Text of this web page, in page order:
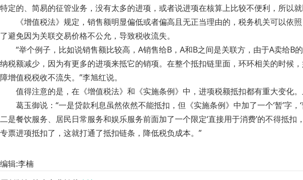
特定的、简易的征管业务，没有太多的进项，或者说进项在核算上比较不便利，所以
《增值税法》规定，销售额明显偏低或者偏高且无正当理由的，税务机关可以
了避免因为关联交易价格不公允，导致税收流失。
“举个例子，比如说销售额比较高，A销售给B，A和B之间是关联方，由于A卖给
纳税额减少，因为有更多的进项来抵它的销项。在整个抵扣链里面，环环相关的时候
障增值税税收不流失。”李旭红说。
值得注意的是，在《增值税法》和《实施条例》中，进项税额抵扣都有重大变化
葛玉御说：“一是贷款利息虽然依然不能抵扣，但《实施条例》中加了一个‘暂’字
二是餐饮服务、居民日常服务和娱乐服务前面加了一个限定‘直接用于消费’的不得抵
专票进项抵扣了，这就打通了抵扣链条，降低税负成本。”
编辑:李楠